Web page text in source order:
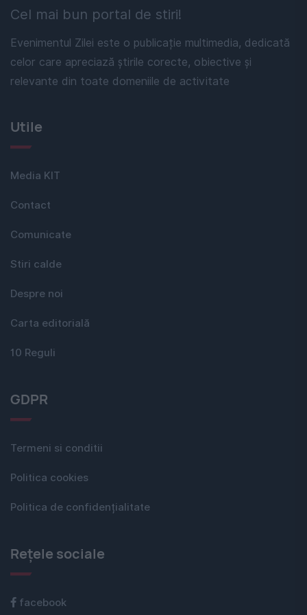
Cel mai bun portal de stiri!
Evenimentul Zilei este o publicație multimedia, dedicată
celor care apreciază știrile corecte, obiective și
relevante din toate domeniile de activitate
Utile
Media KIT
Contact
Comunicate
Stiri calde
Despre noi
Carta editorială
10 Reguli
GDPR
Termeni si conditii
Politica cookies
Politica de confidențialitate
Rețele sociale
facebook